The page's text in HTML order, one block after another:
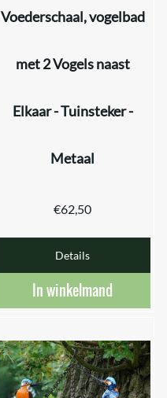
Voederschaal, vogelbad
met 2 Vogels naast
Elkaar - Tuinsteker -
Metaal
€62,50
Details
In winkelmand